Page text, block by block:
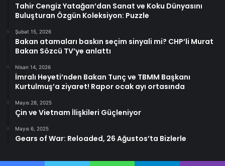
Tahir Cengiz Yatağan’dan Sanat ve Koku Dünyasını
Buluşturan Özgün Koleksiyon: Puzzle
Şubat 15, 2026
Bakan atamaları baskın seçim sinyali mi? CHP’li Murat
Bakan Sözcü TV’ye anlattı
Nisan 14, 2026
İmralı Heyeti’nden Bakan Tunç ve TBMM Başkanı
Kurtulmuş’a ziyaret! Rapor ocak ayı ortasında
Mayıs 28, 2025
Çin ve Vietnam İlişkileri Güçleniyor
Mayıs 6, 2025
Gears of War: Reloaded, 26 Ağustos’ta Bizlerle